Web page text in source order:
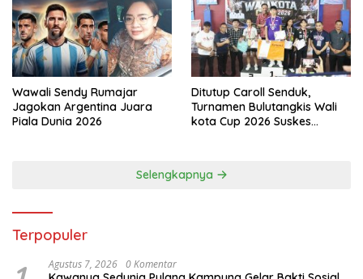
Wawali Sendy Rumajar
Jagokan Argentina Juara
Piala Dunia 2026
Ditutup Caroll Senduk,
Turnamen Bulutangkis Wali
kota Cup 2026 Suskes
Selengkapnya
Terpopuler
Agustus 7, 2026 0 Komentar